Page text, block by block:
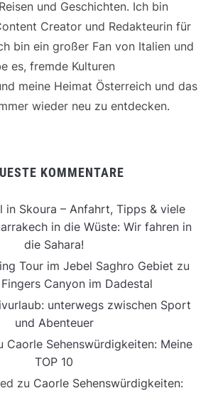
und Geschichten. Ich bin
Creator und Redakteurin für
bin ein großer Fan von Italien und
es, fremde Kulturen
meine Heimat Österreich und das
wieder neu zu entdecken.
KOMMENTARE
in Skoura – Anfahrt, Tipps & viele
in die Wüste: Wir fahren in
die Sahara!
Tour im Jebel Saghro Gebiet zu
Canyon im Dadestal
unterwegs zwischen Sport
und Abenteuer
Caorle Sehenswürdigkeiten: Meine
TOP 10
zu Caorle Sehenswürdigkeiten: